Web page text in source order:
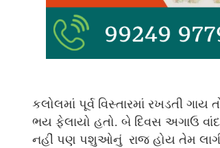
કલોલમાં પૂર્વ વિસ્તારમાં રખડતી ગાય
ભય ફેલાયો હતો. બે દિવસ અગાઉ
નહીં પણ પશુઓનું રાજ હોય તેમ